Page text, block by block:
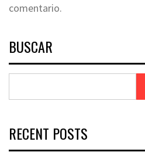
comentario.
BUSCAR
RECENT POSTS